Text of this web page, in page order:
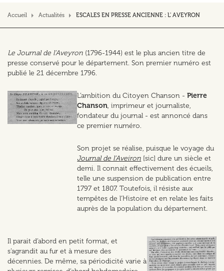
Accueil Actualités ESCALES EN PRESSE ANCIENNE : L' AVEYRON
Le Journal de l’Aveyron (1796-1944) est le plus ancien titre de
presse conservé pour le département. Son premier numéro est
publié le 21 décembre 1796.
L’ambition du Citoyen Chanson -Pierre
Chanson, imprimeur et journaliste,
fondateur du journal - est annoncé dans
ce premier numéro.
Son projet se réalise, puisque le voyage du
Journal de l’Aveiron [sic] dure un siècle et
demi. Il connait effectivement des écueils,
telle une suspension de publication entre
1797 et 1807. Toutefois, il résiste aux
tempêtes de l’Histoire et en relate les faits
auprès de la population du département.
Il parait d’abord en petit format, et
s’agrandit au fur et à mesure des
décennies. De même, sa périodicité varie à